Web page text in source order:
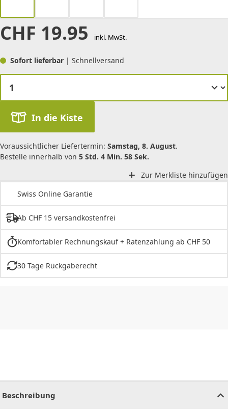
CHF 19.95 inkl. MwSt.
Sofort lieferbar | Schnellversand
In die Kiste
Voraussichtlicher Liefertermin: Samstag, 8. August.
Bestelle innerhalb von 5 Std. 4 Min. 58 Sek.
Zur Merkliste hinzufügen
Swiss Online Garantie
Ab CHF 15 versandkostenfrei
Komfortabler Rechnungskauf + Ratenzahlung ab CHF 50
30 Tage Rückgaberecht
Beschreibung